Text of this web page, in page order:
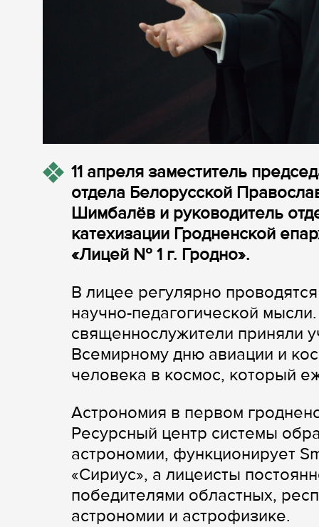
11 апреля заместитель
отдела Белорусской
Шимбалёв и руководитель
катехизации Гродненской
«Лицей № 1 г. Гродно».
В лицее регулярно
научно-педагогической
священнослужители приняли
Всемирному дню авиации и
человека в космос, который
Астрономия в первом
Ресурсный центр системы
астрономии, функционирует
«Сириус», а лицеисты
победителями областных,
астрономии и астрофизике.